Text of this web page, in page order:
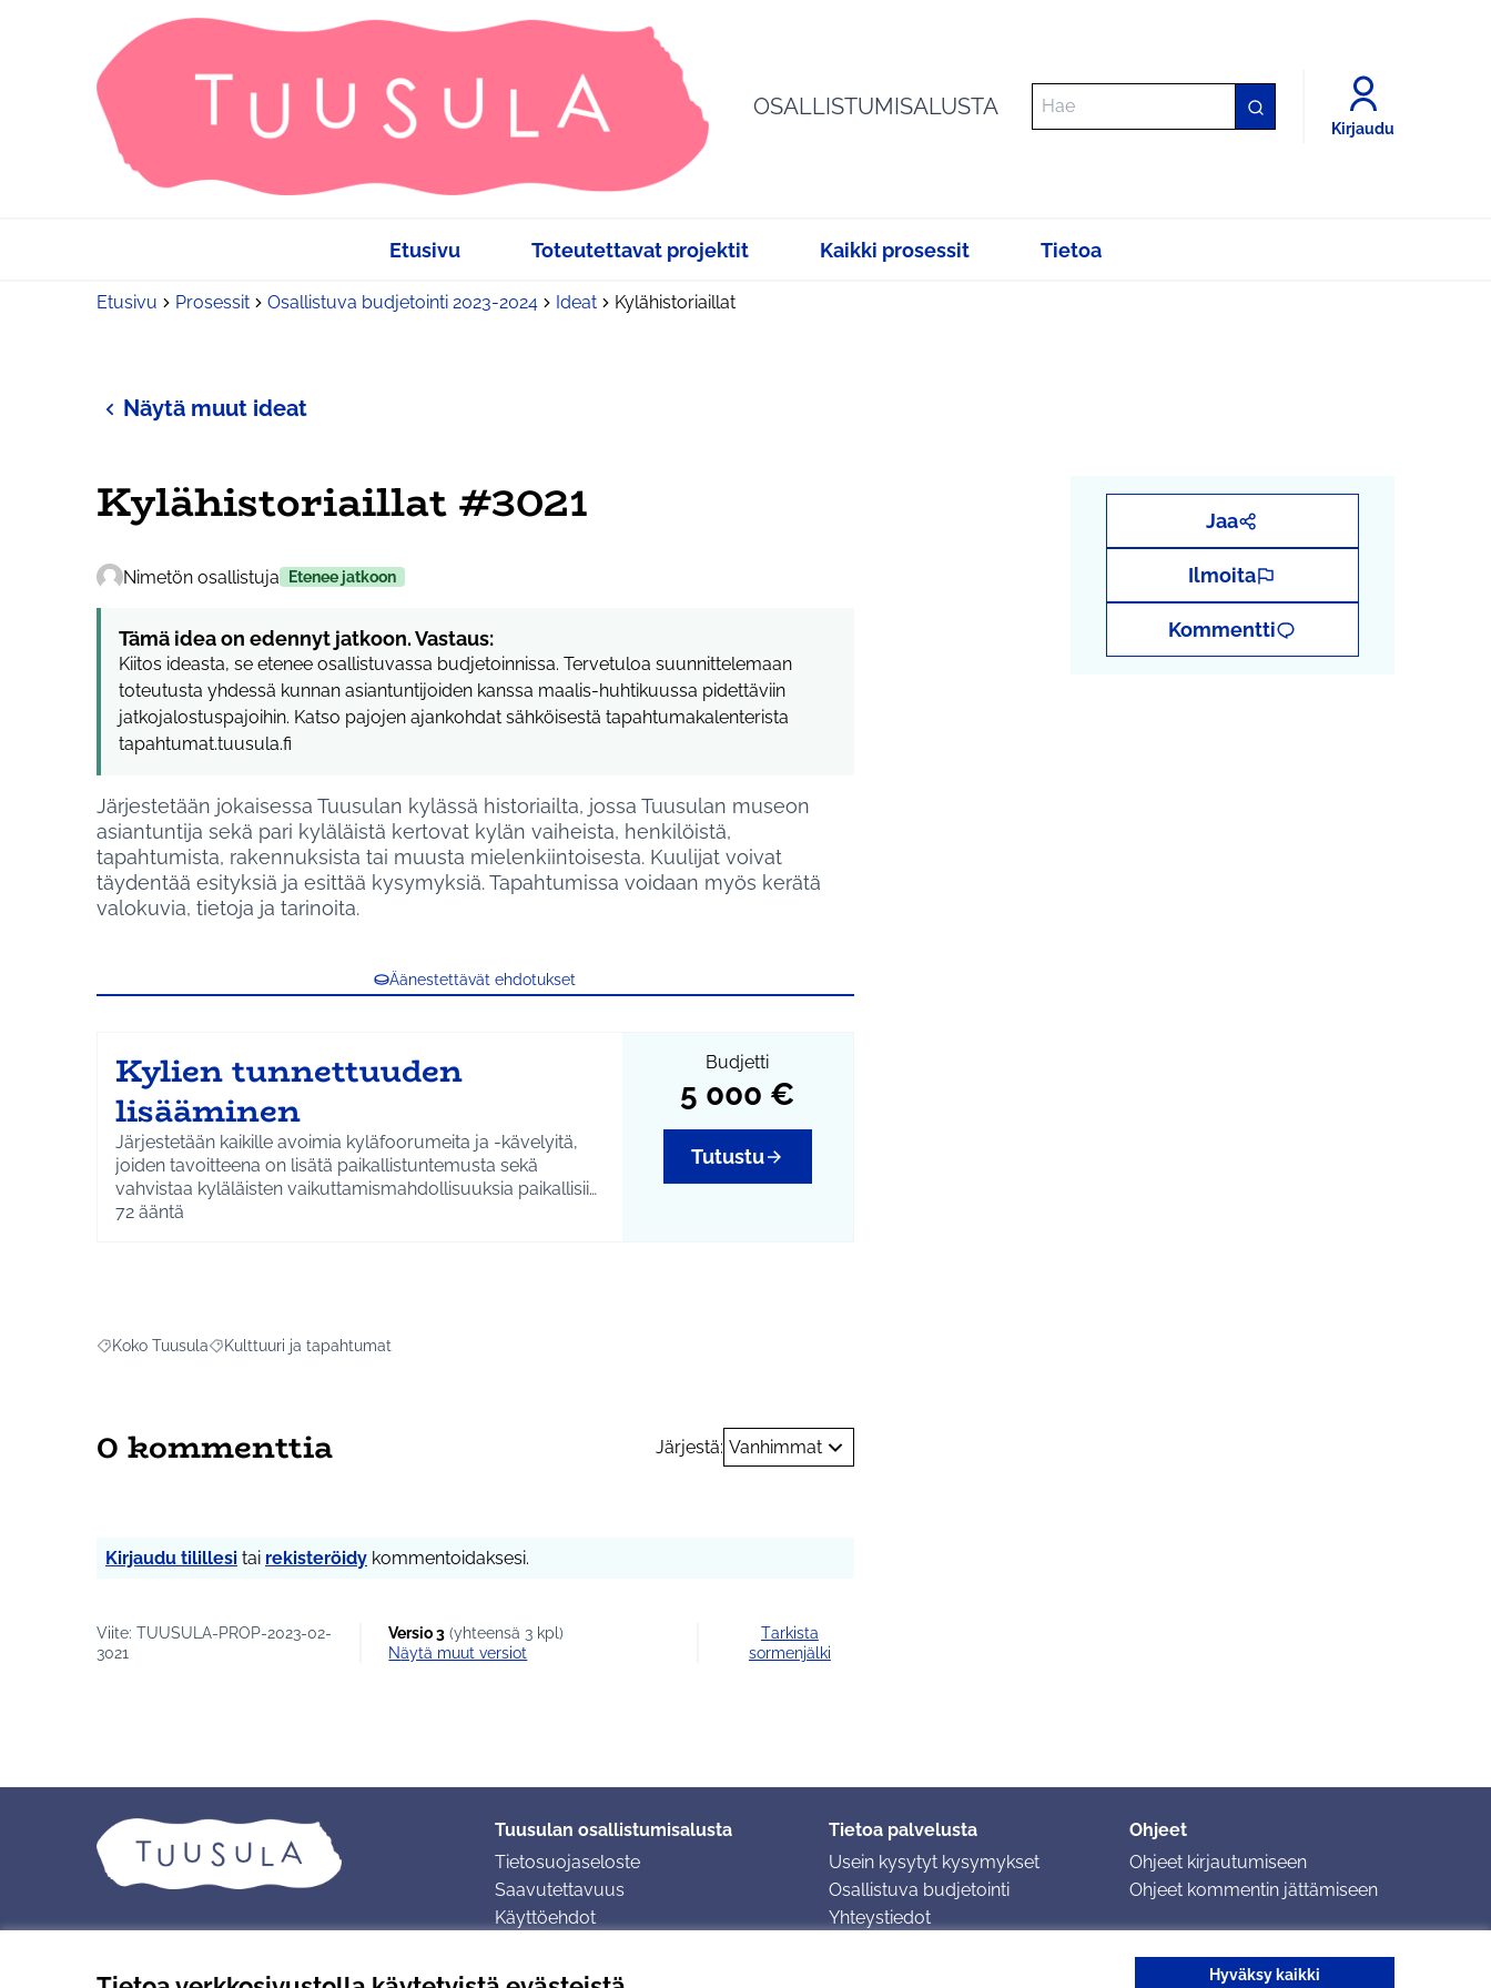
Hyväksy kaikki
OSALLISTUMISALUSTA
Kirjaudu
Etusivu Toteutettavat projektit Kaikki prosessit Tietoa
Etusivu Prosessit Osallistuva budjetointi 2023-2024 Ideat Kylähistoriaillat
Näytä muut ideat
Kylähistoriaillat #3021
Nimetön osallistuja Etenee jatkoon
Tämä idea on edennyt jatkoon. Vastaus:
Kiitos ideasta, se etenee osallistuvassa budjetoinnissa. Tervetuloa suunnittelemaan
toteutusta yhdessä kunnan asiantuntijoiden kanssa maalis-huhtikuussa pidettäviin
jatkojalostuspajoihin. Katso pajojen ajankohdat sähköisestä tapahtumakalenterista
tapahtumat.tuusula.fi
Järjestetään jokaisessa Tuusulan kylässä historiailta, jossa Tuusulan museon
asiantuntija sekä pari kyläläistä kertovat kylän vaiheista, henkilöistä,
tapahtumista, rakennuksista tai muusta mielenkiintoisesta. Kuulijat voivat
täydentää esityksiä ja esittää kysymyksiä. Tapahtumissa voidaan myös kerätä
valokuvia, tietoja ja tarinoita.
Äänestettävät ehdotukset
Kylien tunnettuuden
lisääminen
Järjestetään kaikille avoimia kyläfoorumeita ja -kävelyitä,
joiden tavoitteena on lisätä paikallistuntemusta sekä
vahvistaa kyläläisten vaikuttamismahdollisuuksia paikallisiin
asioihin.
72 ääntä
Budjetti
5 000 €
Tutustu
Rajaa tulokset aihepiirin mukaan: Koko Tuusula
Koko Tuusula Rajaa tulokset teeman mukaan: Kulttuuri ja tapahtumat
Kulttuuri ja tapahtumat
Jaa
Ilmoita
Kommentti
0 kommenttia Järjestä: Vanhimmat
Kirjaudu tilillesi tai rekisteröidy kommentoidaksesi.
Viite: TUUSULA-PROP-2023-02-
3021
Versio 3 (yhteensä 3 kpl)
näytä muut versiot
Tarkista
sormenjälki
Tuusulan osallistumisalusta
Tietosuojaseloste
Saavutettavuus
Käyttöehdot
Tietoa palvelusta
Usein kysytyt kysymykset
Osallistuva budjetointi
Yhteystiedot
Ohjeet
Ohjeet kirjautumiseen
Ohjeet kommentin jättämiseen